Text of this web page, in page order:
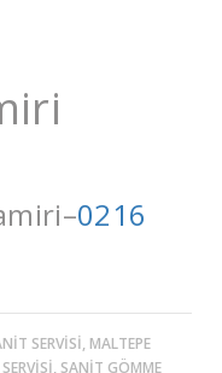
0216
SERVISI, MALTEPE
SANIT GÖMME